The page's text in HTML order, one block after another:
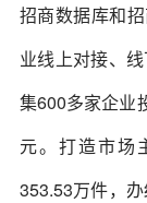
招商数据库和
业线上对接、
集600多家企业
元。打造市场
353.53万件，